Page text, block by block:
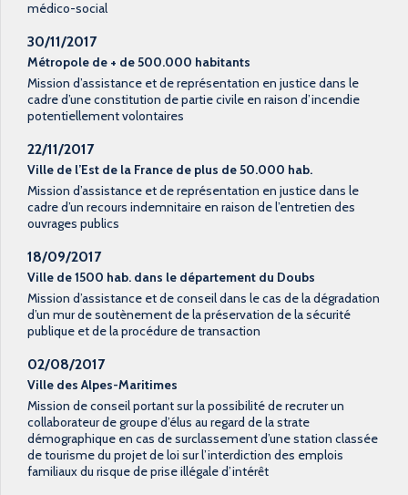
médico-social
30/11/2017
Métropole de + de 500.000 habitants
Mission d’assistance et de représentation en justice dans le
cadre d’une constitution de partie civile en raison d’incendie
potentiellement volontaires
22/11/2017
Ville de l’Est de la France de plus de 50.000 hab.
Mission d’assistance et de représentation en justice dans le
cadre d’un recours indemnitaire en raison de l’entretien des
ouvrages publics
18/09/2017
Ville de 1500 hab. dans le département du Doubs
Mission d’assistance et de conseil dans le cas de la dégradation
d’un mur de soutènement de la préservation de la sécurité
publique et de la procédure de transaction
02/08/2017
Ville des Alpes-Maritimes
Mission de conseil portant sur la possibilité de recruter un
collaborateur de groupe d’élus au regard de la strate
démographique en cas de surclassement d’une station classée
de tourisme du projet de loi sur l’interdiction des emplois
familiaux du risque de prise illégale d’intérêt